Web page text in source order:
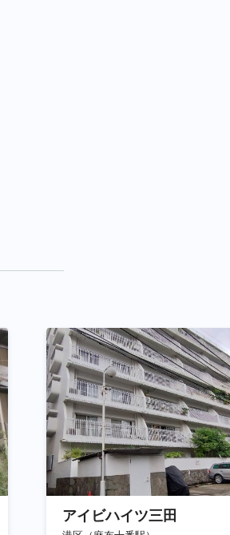
アイビハイツ三田